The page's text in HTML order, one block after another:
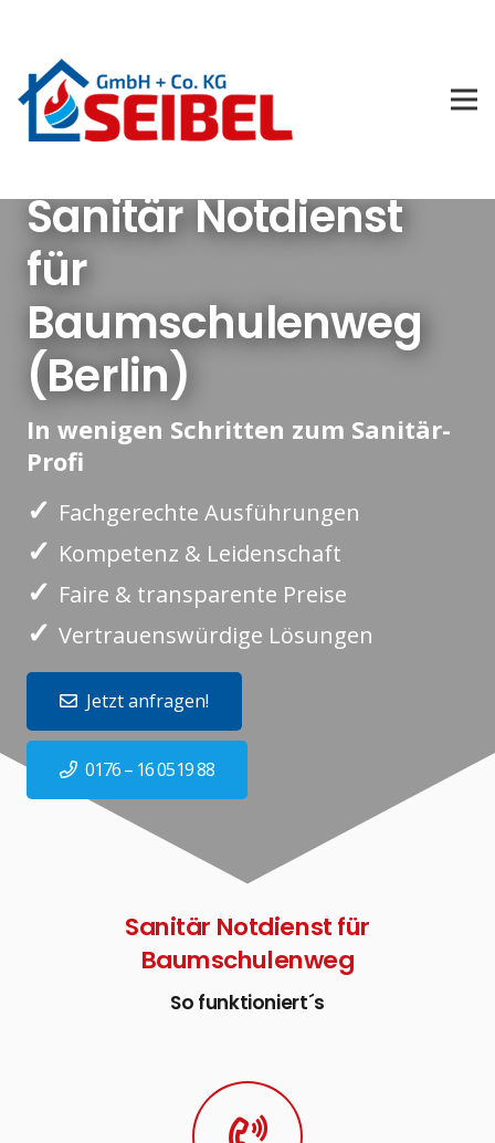
Sanitär Notdienst
für
Baumschulenweg
(Berlin)
In wenigen Schritten zum Sanitär-
Profi
✓ Fachgerechte Ausführungen
✓ Kompetenz & Leidenschaft
✓ Faire & transparente Preise
✓ Vertrauenswürdige Lösungen
Jetzt anfragen!
0176 – 16 0519 88
Sanitär Notdienst für
Baumschulenweg
So funktioniert´s